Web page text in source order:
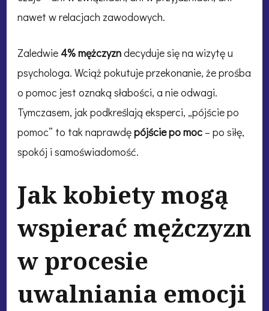
nawet w relacjach zawodowych.
Zaledwie 4% mężczyzndecyduje się na wizytę u
psychologa. Wciąż pokutuje przekonanie, że prośba
o pomoc jest oznaką słabości, a nie odwagi.
Tymczasem, jak podkreślają eksperci, „pójście po
pomoc” to tak naprawdępójście po moc – po siłę,
spokój i samoświadomość.
Jak kobiety mogą
wspierać mężczyzn
w procesie
uwalniania emocji